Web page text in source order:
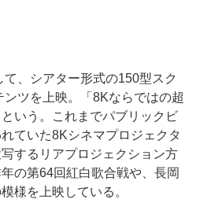
、シアター形式の150型スク
ツを上映。「8Kならではの超
いう。これまでパブリックビ
ていた8Kシネマプロジェクタ
するリアプロジェクション方
の第64回紅白歌合戦や、長岡
様を上映している。